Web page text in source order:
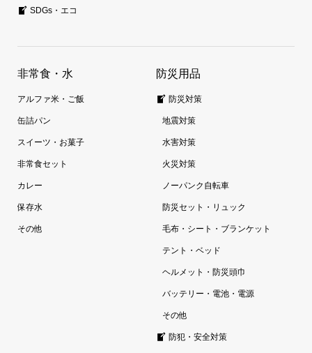
SDGs・エコ
非常食・水
アルファ米・ご飯
缶詰パン
スイーツ・お菓子
非常食セット
カレー
保存水
その他
防災用品
防災対策
地震対策
水害対策
火災対策
ノーパンク自転車
防災セット・リュック
毛布・シート・ブランケット
テント・ベッド
ヘルメット・防災頭巾
バッテリー・電池・電源
その他
防犯・安全対策